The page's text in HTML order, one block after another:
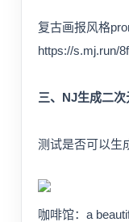
复古画报风格
https://s.mj.run/
三、NJ生成二
测试是否可以生
咖啡馆：a